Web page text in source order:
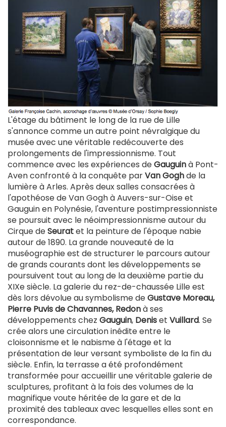
L'étage du bâtiment le long de la rue de Lille
s'annonce comme un autre point névralgique du
musée avec une véritable redécouverte des
prolongements de l'impressionnisme. Tout
commence avec les expériences deGauguinà Pont-
Aven confronté à la conquête parVan Goghde la
lumière à Arles. Après deux salles consacrées à
l'apothéose de Van Gogh à Auvers-sur-Oise et
Gauguin en Polynésie, l'aventure postimpressionniste
se poursuit avec le néoimpressionnisme autour du
Cirque deSeuratet la peinture de l'époque nabie
autour de 1890. La grande nouveauté de la
muséographie est de structurer le parcours autour
de grands courants dont les développements se
poursuivent tout au long de la deuxième partie du
XIXe siècle. La galerie du rez-de-chaussée Lille est
dès lors dévolue au symbolisme deGustave Moreau,
Pierre Puvis de Chavannes, Redonà ses
développements chez Gauguin, Deniset Vuillard. Se
crée alors une circulation inédite entre le
cloisonnisme et le nabisme à l'étage et la
présentation de leur versant symboliste de la fin du
siècle. Enfin, la terrasse a été profondément
transformée pour accueillir une véritable galerie de
sculptures, profitant à la fois des volumes de la
magnifique voute héritée de la gare et de la
proximité des tableaux avec lesquelles elles sont en
correspondance.